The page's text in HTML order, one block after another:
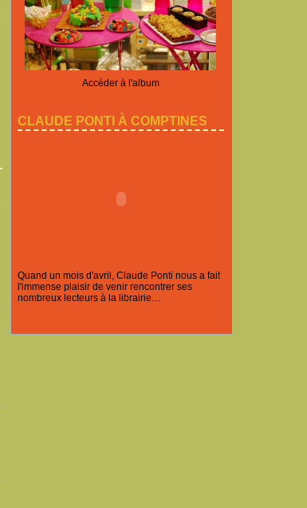
Accéder à l'album
CLAUDE PONTI À COMPTINES
Quand un mois d'avril, Claude Ponti nous a fait
l'immense plaisir de venir rencontrer ses
nombreux lecteurs à la librairie…